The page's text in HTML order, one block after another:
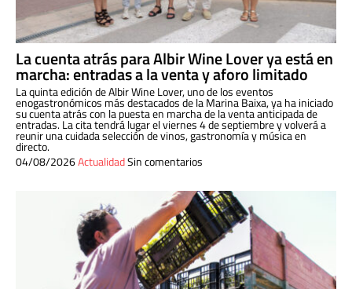
La cuenta atrás para Albir Wine Lover ya está en
marcha: entradas a la venta y aforo limitado
La quinta edición de Albir Wine Lover, uno de los eventos
enogastronómicos más destacados de la Marina Baixa, ya ha iniciado
su cuenta atrás con la puesta en marcha de la venta anticipada de
entradas. La cita tendrá lugar el viernes 4 de septiembre y volverá a
reunir una cuidada selección de vinos, gastronomía y música en
directo.
04/08/2026ActualidadSin comentarios